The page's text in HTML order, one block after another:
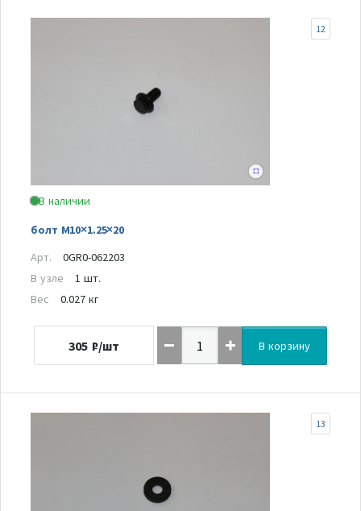
В наличии
болт M10×1.25×20
12
Арт.
0GR0-062203
В узле
1 шт.
Вес
0.027 кг
305 ₽/шт В корзину
13